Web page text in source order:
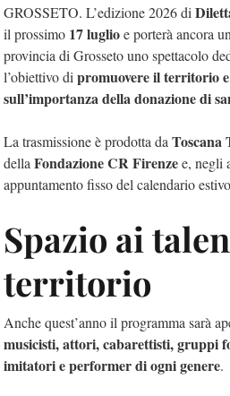
GROSSETO. L’edizione 2026 di
il prossimo 17 luglioe porterà ancora
provincia di Grosseto uno spettacolo
l’obiettivo di promuovere il territorio
sull’importanza della donazione di
La trasmissione è prodotta da Toscana
della Fondazione CR Firenzee, negli
appuntamento fisso del calendario
Spazio ai
territorio
Anche quest’anno il programma sarà
musicisti, attori, cabarettisti, gruppi
imitatori e performer di ogni genere.